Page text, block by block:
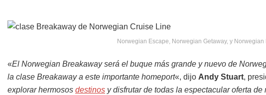
Norwegian Escape, Norwegian Getaway, y Norwegian
«El Norwegian Breakaway será el buque más grande y nuevo de
la clase Breakaway a este importante homeport«, dijo Andy Stuart,
explorar hermosos destinos y disfrutar de todas la espectacular oferta